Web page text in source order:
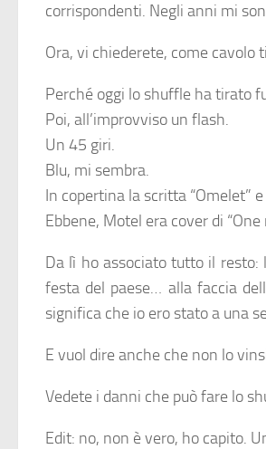
corrispondenti. Negli anni mi
Ora, vi chiederete, come cavolo
Perché oggi lo shuffle ha tirato
Poi, all’improvviso un flash.
Un 45 giri.
Blu, mi sembra.
In copertina la scritta “Omelet”
Ebbene, Motel era cover di
Da lì ho associato tutto il resto:
festa del paese… alla faccia
significa che io ero stato a una
E vuol dire anche che non lo
Vedete i danni che può fare lo
Edit: no, non è vero, ho capito.